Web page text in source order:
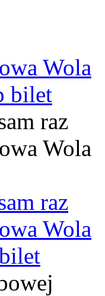
Wola
bilet
raz
Wola
raz
Wola